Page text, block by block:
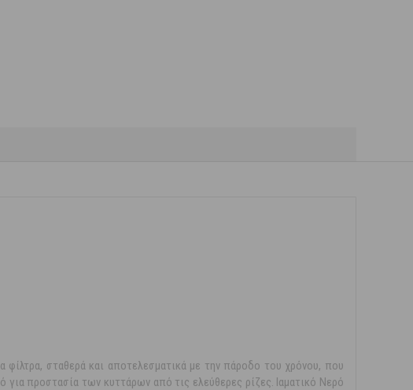
φίλτρα, σταθερά και αποτελεσματικά με την πάροδο του χρόνου, που
προστασία των κυττάρων από τις ελεύθερες ρίζες. Ιαματικό Νερό